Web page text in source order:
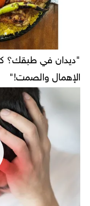
"ديدان في طبقك؟
الإهمال والصمت!"